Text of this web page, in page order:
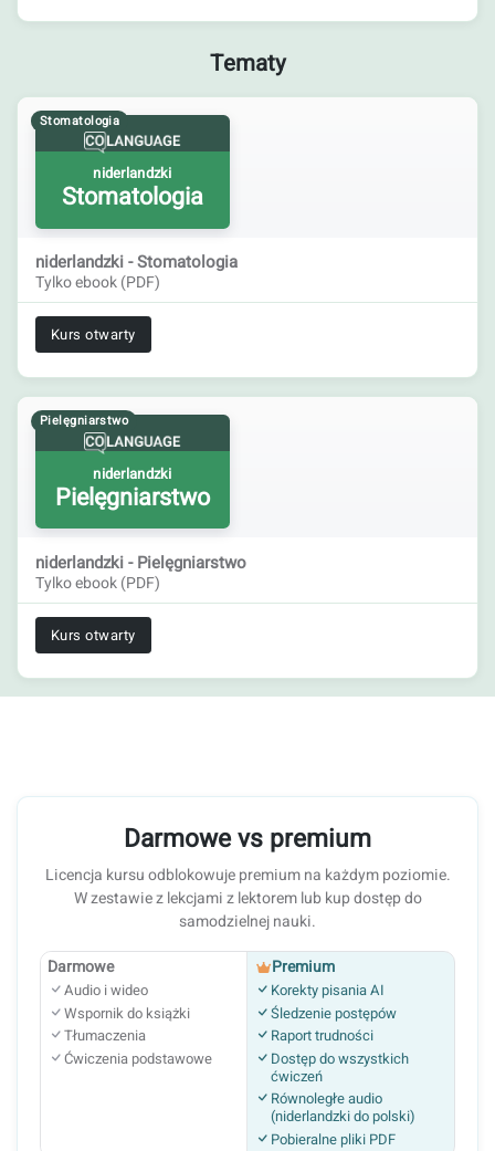
Tematy
Stomatologia
niderlandzki
Stomatologia
niderlandzki - Stomatologia
Tylko ebook (PDF)
Kurs otwarty
Pielęgniarstwo
niderlandzki
Pielęgniarstwo
niderlandzki - Pielęgniarstwo
Tylko ebook (PDF)
Kurs otwarty
Darmowe vs premium
Licencja kursu odblokowuje premium na każdym poziomie.
W zestawie z lekcjami z lektorem lub kup dostęp do
samodzielnej nauki.
Darmowe
Audio i wideo
Wspornik do książki
Tłumaczenia
Ćwiczenia podstawowe
Premium
Korekty pisania AI
Śledzenie postępów
Raport trudności
Dostęp do wszystkich
ćwiczeń
Równoległe audio
(niderlandzki do polski)
Pobieralne pliki PDF